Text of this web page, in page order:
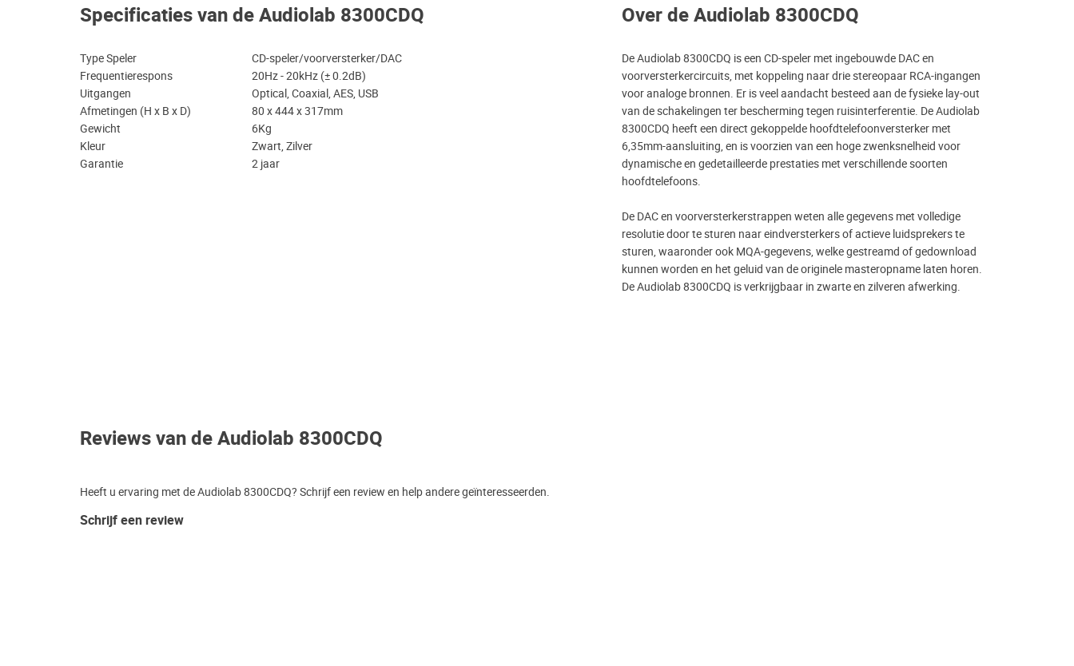
Specificaties van de Audiolab 8300CDQ
Type Speler
CD-speler/voorversterker/DAC
Frequentierespons
20Hz - 20kHz (± 0.2dB)
Uitgangen
Optical, Coaxial, AES, USB
Afmetingen (H x B x D)
80 x 444 x 317mm
Gewicht
6Kg
Kleur
Zwart, Zilver
Garantie
2 jaar
Over de Audiolab 8300CDQ
De Audiolab 8300CDQ is een CD-speler met ingebouwde DAC en
voorversterkercircuits, met koppeling naar drie stereopaar RCA-ingangen
voor analoge bronnen. Er is veel aandacht besteed aan de fysieke lay-out
van de schakelingen ter bescherming tegen ruisinterferentie. De Audiolab
8300CDQ heeft een direct gekoppelde hoofdtelefoonversterker met
6,35mm-aansluiting, en is voorzien van een hoge zwenksnelheid voor
dynamische en gedetailleerde prestaties met verschillende soorten
hoofdtelefoons.
De DAC en voorversterkerstrappen weten alle gegevens met volledige
resolutie door te sturen naar eindversterkers of actieve luidsprekers te
sturen, waaronder ook MQA-gegevens, welke gestreamd of gedownload
kunnen worden en het geluid van de originele masteropname laten horen.
De Audiolab 8300CDQ is verkrijgbaar in zwarte en zilveren afwerking.
Reviews van de Audiolab 8300CDQ
Heeft u ervaring met de Audiolab 8300CDQ? Schrijf een review en help andere geïnteresseerden.
Schrijf een review